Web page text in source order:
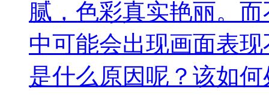
腻，色彩真实艳丽。
中可能会出现画面表
是什么原因呢？该如